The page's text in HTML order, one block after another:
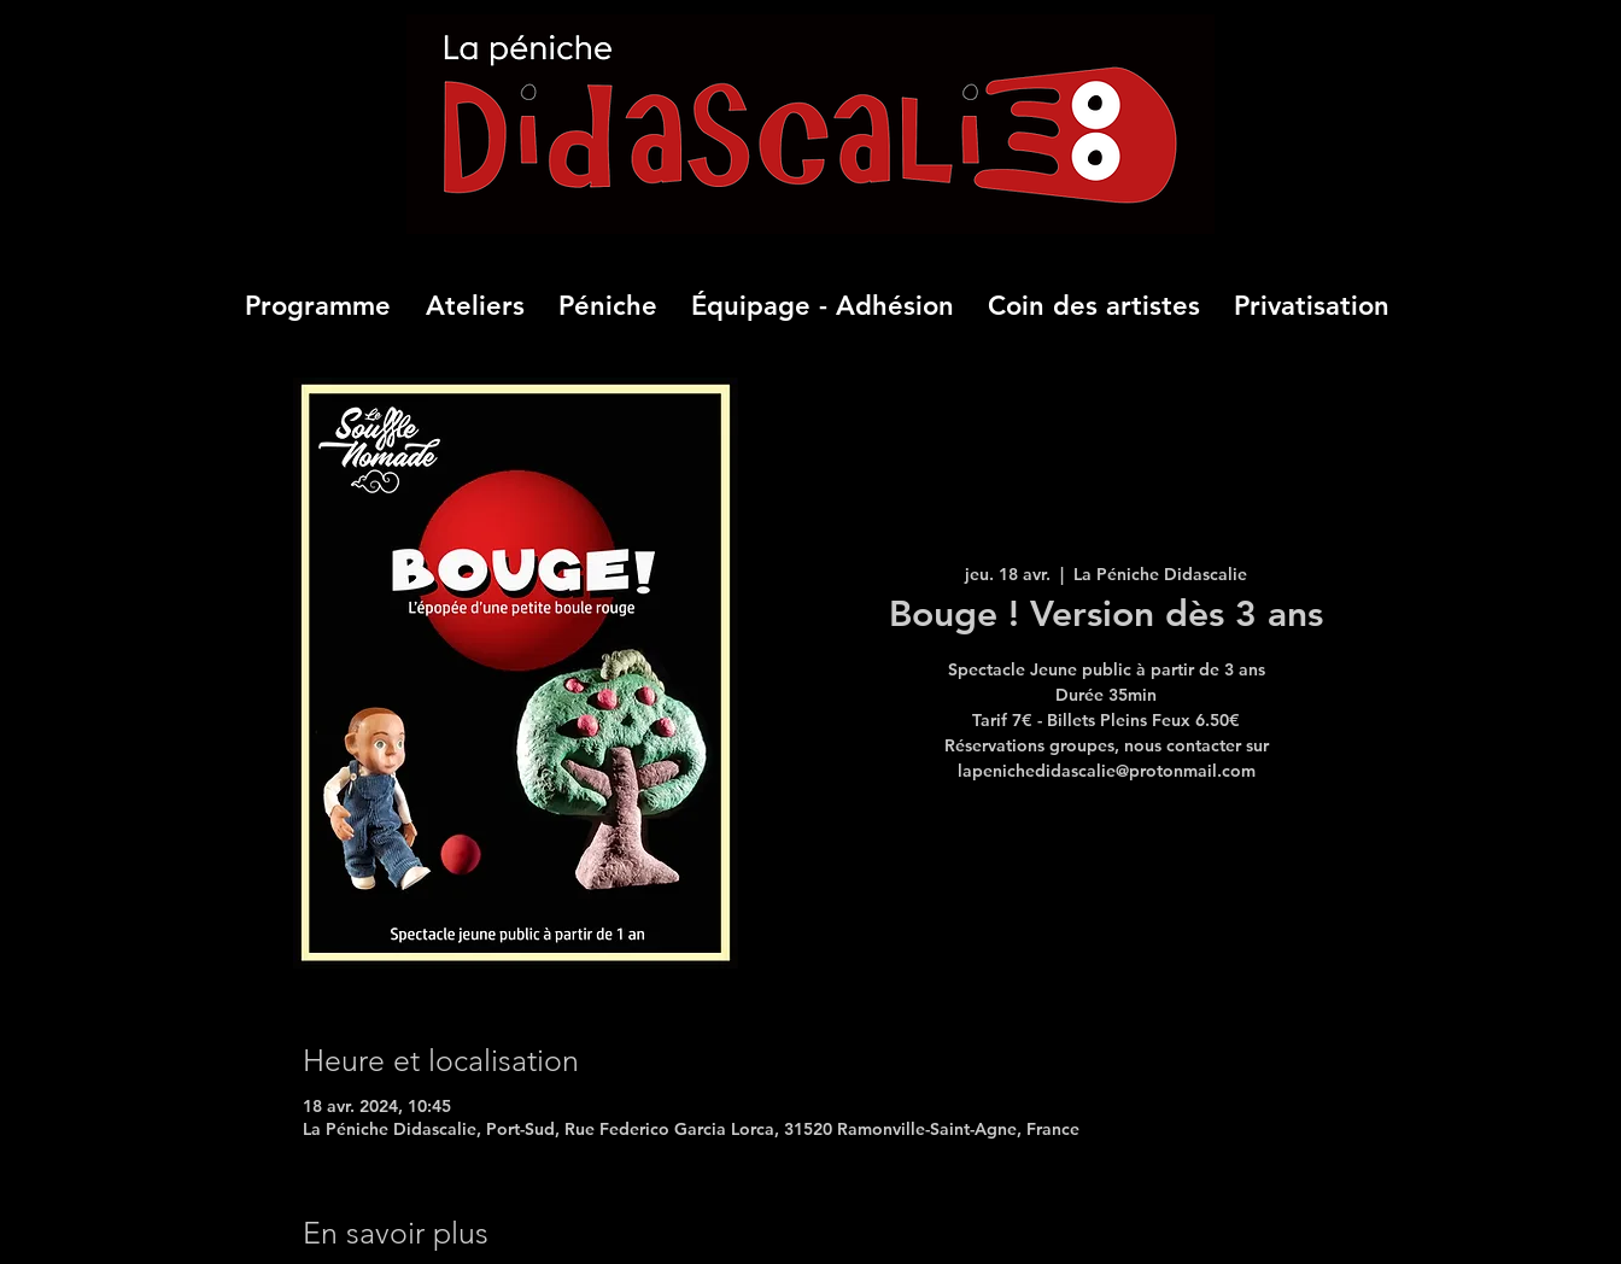
Programme Ateliers Péniche Équipage - Adhésion Coin des artistes Privatisation
jeu. 18 avr.
  |
La Péniche Didascalie
Bouge ! Version dès 3 ans
Spectacle Jeune public à partir de 3 ans
Durée 35min
Tarif 7€ - Billets Pleins Feux 6.50€
Réservations groupes, nous contacter sur
lapenichedidascalie@protonmail.com
Heure et localisation
18 avr. 2024, 10:45
La Péniche Didascalie, Port-Sud, Rue Federico Garcia Lorca, 31520 Ramonville-Saint-Agne, France
En savoir plus